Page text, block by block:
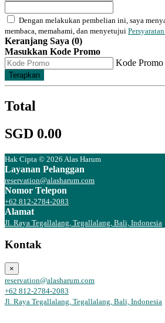
Dengan melakukan pembelian ini, saya
membaca, memahami, dan menyetujui
Keranjang Saya (0)
Masukkan Kode Promo
Kode Promo
Terapkan
Total
SGD 0.00
Hak Cipta © 2026 Alas Harum
Layanan Pelanggan
reservation@alasharum.com
Nomor Telepon
+62 812-2784-2083
Alamat
Jl. Raya Tegallalang, Tegallalang, Bali, Indonesia
Kontak
×
reservation@alasharum.com
+62 812-2784-2083
Jl. Raya Tegallalang, Tegallalang, Bali, Indonesia